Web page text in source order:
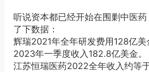
听说资本都已经开始在围剿中医
了下数据：
辉瑞2021年全年研发费用128亿
2023年一季度收入182.8亿美金。
江苏恒瑞医药2022全年收入约等